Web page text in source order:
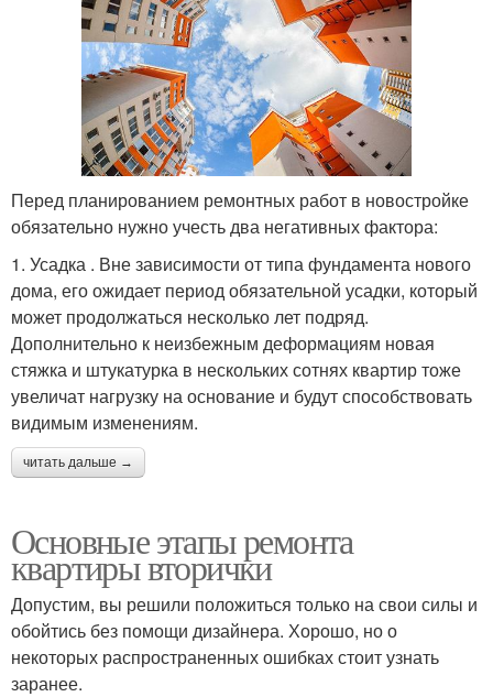
Перед планированием ремонтных работ в новостройке
обязательно нужно учесть два негативных фактора:
1. Усадка . Вне зависимости от типа фундамента нового
дома, его ожидает период обязательной усадки, который
может продолжаться несколько лет подряд.
Дополнительно к неизбежным деформациям новая
стяжка и штукатурка в нескольких сотнях квартир тоже
увеличат нагрузку на основание и будут способствовать
видимым изменениям.
читать дальше →
Основные этапы ремонта
квартиры вторички
Допустим, вы решили положиться только на свои силы и
обойтись без помощи дизайнера. Хорошо, но о
некоторых распространенных ошибках стоит узнать
заранее.